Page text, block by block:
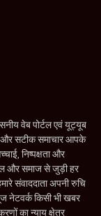
वेब पोर्टल एवं यूट्यूब
और सटीक समाचार आपके
निष्पक्षता और
और समाज से जुड़ी हर
संवाददाता अपनी रुचि
नेटवर्क किसी भी खबर
का न्याय क्षेत्र